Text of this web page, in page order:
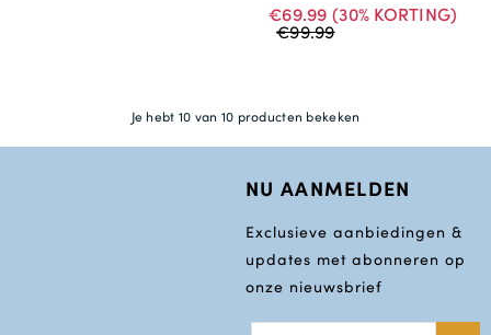
€69.99 (30% KORTING)
€99.99
Je hebt 10 van 10 producten bekeken
NU AANMELDEN
Exclusieve aanbiedingen &
updates met abonneren op
onze nieuwsbrief